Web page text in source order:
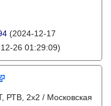
(2024-12-17
26 01:29:09)
РТВ, 2х2 / Московская